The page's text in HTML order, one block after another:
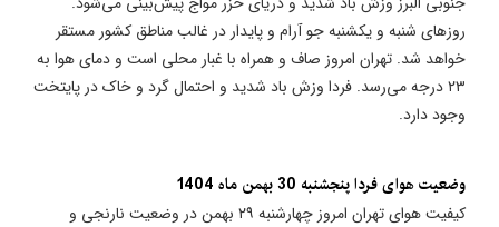
روزهای شنبه و یکشنبه جو آرام و پایدار در غالب مناطق کشور مستقر
خواهد شد. تهران امروز صاف و همراه با غبار محلی است و دمای هوا به
۲۳ درجه می‌رسد. فردا وزش باد شدید و احتمال گرد و خاک در پایتخت
وجود دارد.
وضعیت هوای فردا پنجشنبه 30 بهمن ماه 1404
کیفیت هوای تهران امروز چهارشنبه ۲۹ بهمن در وضعیت نارنجی و